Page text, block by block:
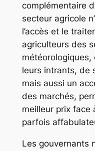
complémentaire
secteur agricole
l’accès et le
agriculteurs des
leurs intrants, de
mais aussi un
des marchés,
meilleur prix face
parfois
Les gouvernants